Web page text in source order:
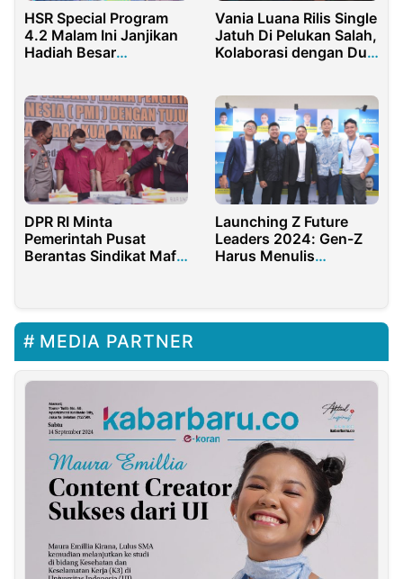
HSR Special Program
4.2 Malam Ini Janjikan
Hadiah Besar
Vania Luana Rilis Single
Jatuh Di Pelukan Salah,
Kolaborasi dengan Dua
DPR RI Minta
Pemerintah Pusat
Berantas Sindikat Mafia
Launching Z Future
Leaders 2024: Gen-Z
Harus Menulis
MEDIA PARTNER